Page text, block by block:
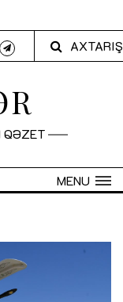
AXTARIŞ
QƏZET
MENU